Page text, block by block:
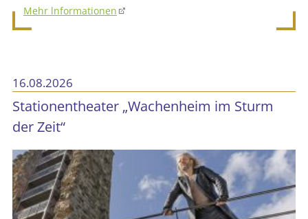
Mehr lnformationen
16.08.2026
Stationentheater „Wachenheim im Sturm
der Zeit“